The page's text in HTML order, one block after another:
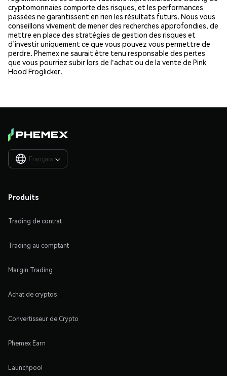
cryptomonnaies comporte des risques, et les performances
passées ne garantissent en rien les résultats futurs. Nous vous
conseillons vivement de mener des recherches approfondies, de
mettre en place des stratégies de gestion des risques et
d’investir uniquement ce que vous pouvez vous permettre de
perdre. Phemex ne saurait être tenu responsable des pertes
que vous pourriez subir lors de l'achat ou de la vente de Pink
Hood Froglicker.
Français 
Produits
Trading de contrat
Trading au comptant
Margin Trading
Achat de cryptos
Convertisseur de Crypto
Phemex Earn
Launchpool